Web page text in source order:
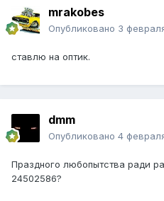
mrakobes
Опубликовано 3
ставлю на оптик.
dmm
Опубликовано 4
Праздного любопытства ради
24502586?